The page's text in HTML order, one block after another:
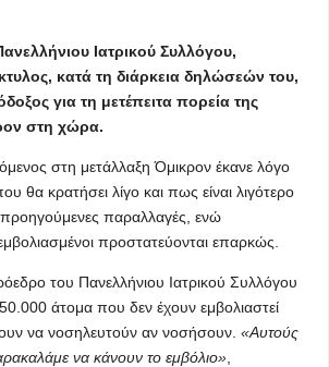
Ιατρικού Συλλόγου,
κατά τη διάρκεια δηλώσεών του,
για τη μετέπειτα πορεία της
στη χώρα.
στη μετάλλαξη Όμικρον έκανε λόγο
θα κρατήσει λίγο και πως είναι λιγότερο
προηγούμενες παραλλαγές, ενώ
προστατεύονται επαρκώς.
του Πανελλήνιου Ιατρικού Συλλόγου
άτομα που δεν έχουν εμβολιαστεί
να νοσηλευτούν αν νοσήσουν. «Αυτούς
να κάνουν το εμβόλιο»